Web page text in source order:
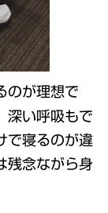
のが理想で
深い呼吸もで
で寝るのが違
残念ながら身